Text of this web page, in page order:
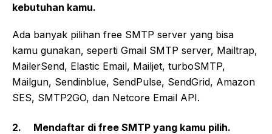
kebutuhan kamu.
Ada banyak pilihan free SMTP server yang bisa
kamu gunakan, seperti Gmail SMTP server, Mailtrap,
MailerSend, Elastic Email, Mailjet, turboSMTP,
Mailgun, Sendinblue, SendPulse, SendGrid, Amazon
SES, SMTP2GO, dan Netcore Email API.
2. Mendaftar di free SMTP yang kamu pilih.